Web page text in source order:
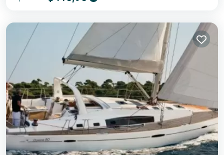
exceptionnelles sur l'eau dans les environs de Alimos Marina Cet Oceanis
50 est...